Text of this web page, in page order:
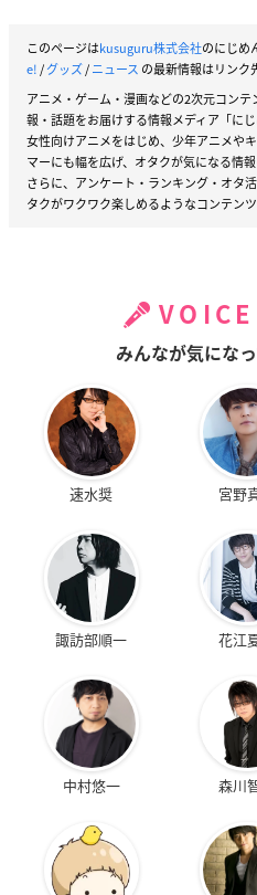
このページはkusuguru株式会社のにじめ
e!/グッズ/ニュース の最新情報はリンク
アニメ・ゲーム・漫画などの2次元コン
報・話題をお届けする情報メディア「にじ
女性向けアニメをはじめ、少年アニメや
マーにも幅を広げ、オタクが気になる情
さらに、アンケート・ランキング・オタ
タクがワクワク楽しめるようなコンテンツ
みんなが気にな
速水奨 宮野
諏訪部順一 花江
中村悠一 森川